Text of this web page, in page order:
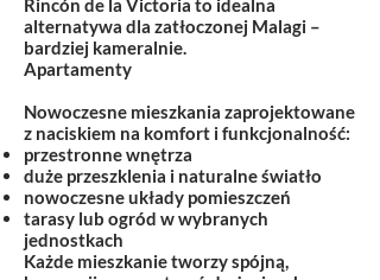
Rincón de la Victoria to idealna
alternatywa dla zatłoczonej Malagi –
bardziej kameralnie.
Apartamenty
Nowoczesne mieszkania zaprojektowane
z naciskiem na komfort i funkcjonalność:
przestronne wnętrza
duże przeszklenia i naturalne światło
nowoczesne układy pomieszczeń
tarasy lub ogród w wybranych
jednostkach
Każde mieszkanie tworzy spójną,